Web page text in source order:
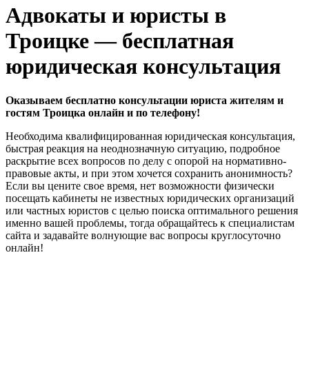
Адвокаты и юристы в
Троицке — бесплатная
юридическая консультация
Оказываем бесплатно консультации юриста жителям и
гостям Троицка онлайн и по телефону!
Необходима квалифицированная юридическая консультация,
быстрая реакция на неоднозначную ситуацию, подробное
раскрытие всех вопросов по делу с опорой на нормативно-
правовые акты, и при этом хочется сохранить анонимность?
Если вы цените свое время, нет возможности физически
посещать кабинеты не известных юридических организаций
или частных юристов с целью поиска оптимального решения
именно вашей проблемы, тогда обращайтесь к специалистам
сайта и задавайте волнующие вас вопросы круглосуточно
онлайн!